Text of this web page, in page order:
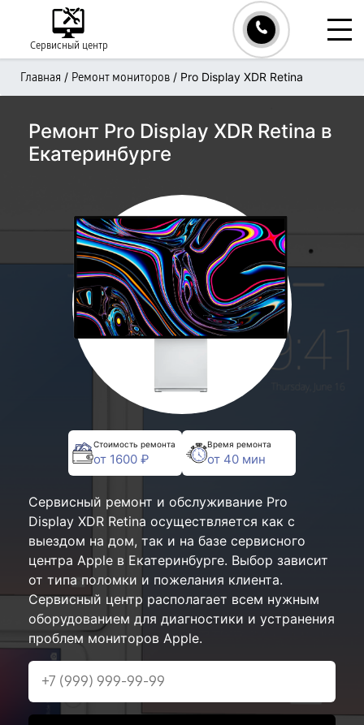
Сервисный центр
Главная / Ремонт мониторов / Pro Display XDR Retina
Ремонт Pro Display XDR Retina в
Екатеринбурге
Стоимость ремонта
от 1600 ₽
Время ремонта
от 40 мин
Сервисный ремонт и обслуживание Pro
Display XDR Retina осуществляется как с
выездом на дом, так и на базе сервисного
центра Apple в Екатеринбурге. Выбор зависит
от типа поломки и пожелания клиента.
Сервисный центр располагает всем нужным
оборудованием для диагностики и устранения
проблем мониторов Apple.